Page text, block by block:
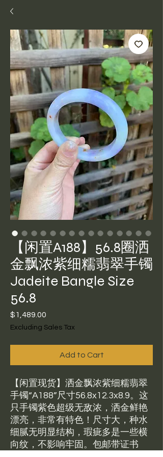
【闲置A188】56.8圈洒
金飘浓紫细糯翡翠手镯
Jadeite Bangle Size
56.8
$1,489.00
Excluding Sales Tax
Add to Cart
【闲置现货】洒金飘浓紫细糯翡翠
手镯“A188”尺寸56.8x12.3x8.9。这
只手镯紫色超级无敌浓，洒金鲜艳
漂亮，非常有特色！尺寸大，种水
细腻无明显结构，瑕疵多是一些横
向纹，不影响牢固。包邮带证书